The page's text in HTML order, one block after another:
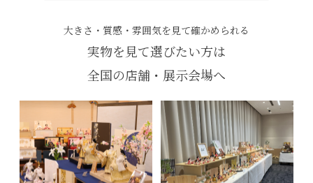
大きさ・質感・雰囲気を見て確かめられる
実物を見て選びたい方は
全国の店舗・展示会場へ